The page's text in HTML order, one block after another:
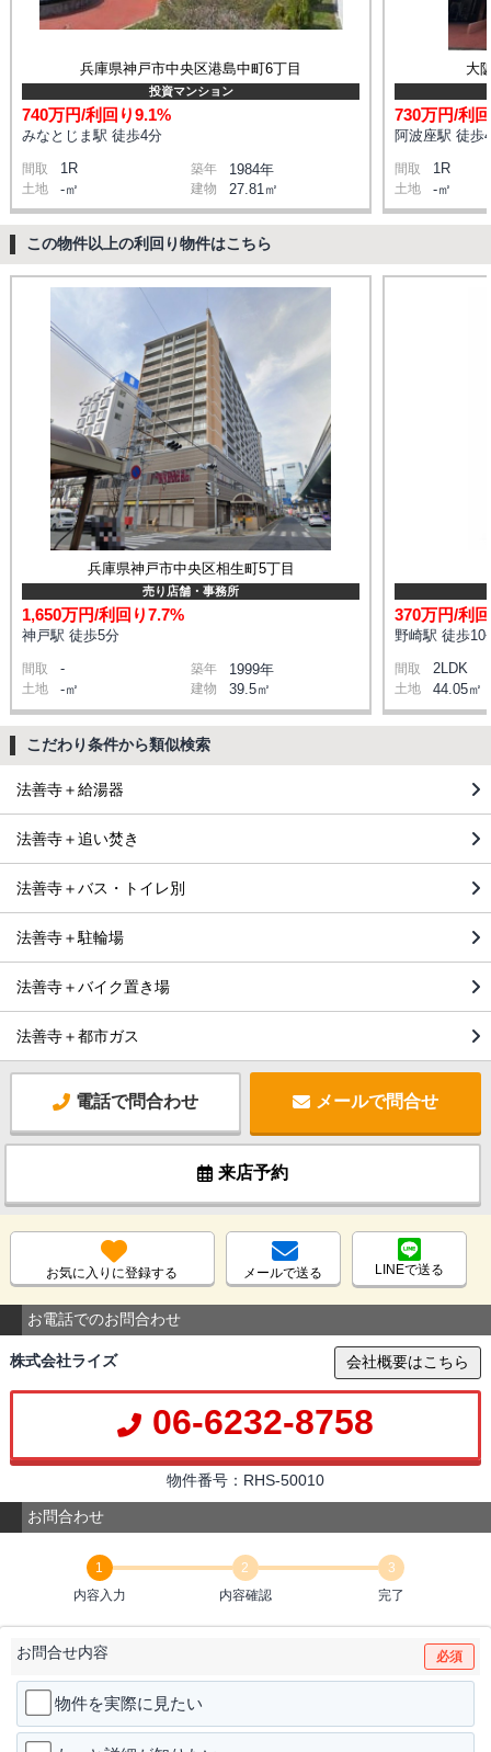
兵庫県神戸市中央区港島中町6丁目
投資マンション
740万円/利回り9.1%
みなとじま駅 徒歩4分
間取 1R 築年 1984年
土地 -㎡ 建物 27.81㎡
大
730万円/利
阿波座駅 徒歩
間取 1R
土地 -㎡
この物件以上の利回り物件はこちら
兵庫県神戸市中央区相生町5丁目
売り店舗・事務所
1,650万円/利回り7.7%
神戸駅 徒歩5分
間取 - 築年 1999年
土地 -㎡ 建物 39.5㎡
370万円/利
野崎駅 徒歩10
間取 2LDK
土地 44.05㎡
こだわり条件から類似検索
法善寺＋給湯器
法善寺＋追い焚き
法善寺＋バス・トイレ別
法善寺＋駐輪場
法善寺＋バイク置き場
法善寺＋都市ガス
電話で問合わせ メールで問合せ
来店予約
お気に入りに登録する メールで送る LINEで送る
お電話でのお問合わせ
株式会社ライズ 会社概要はこちら
06-6232-8758
物件番号：RHS-50010
お問合わせ
1
内容入力
2
内容確認
3
完了
お問合せ内容 必須
物件を実際に見たい